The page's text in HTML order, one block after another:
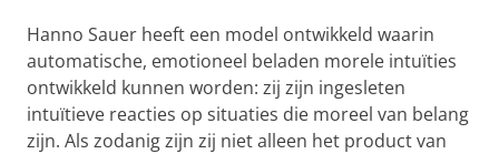
Hanno Sauer heeft een model ontwikkeld waarin
automatische, emotioneel beladen morele intuïties
ontwikkeld kunnen worden: zij zijn ingesleten
intuïtieve reacties op situaties die moreel van belang
zijn. Als zodanig zijn zij niet alleen het product van